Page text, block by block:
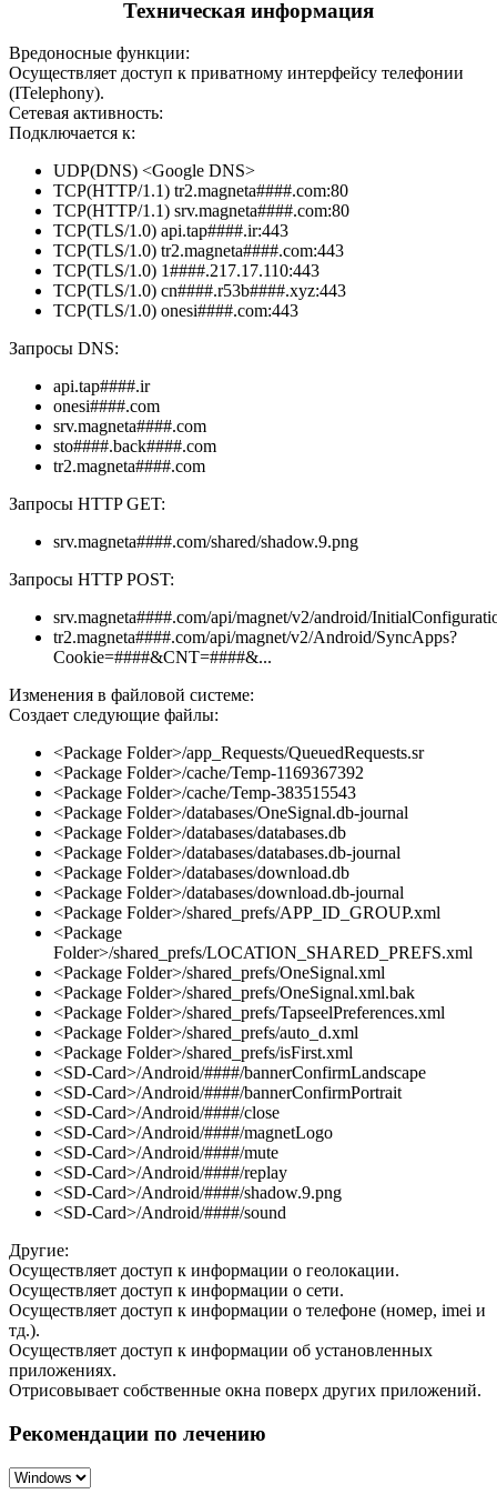
Техническая информация
Вредоносные функции:
Осуществляет доступ к приватному интерфейсу телефонии
(ITelephony).
Сетевая активность:
Подключается к:
UDP(DNS) <Google DNS>
TCP(HTTP/1.1) tr2.magneta####.com:80
TCP(HTTP/1.1) srv.magneta####.com:80
TCP(TLS/1.0) api.tap####.ir:443
TCP(TLS/1.0) tr2.magneta####.com:443
TCP(TLS/1.0) 1####.217.17.110:443
TCP(TLS/1.0) cn####.r53b####.xyz:443
TCP(TLS/1.0) onesi####.com:443
Запросы DNS:
api.tap####.ir
onesi####.com
srv.magneta####.com
sto####.back####.com
tr2.magneta####.com
Запросы HTTP GET:
srv.magneta####.com/shared/shadow.9.png
Запросы HTTP POST:
srv.magneta####.com/api/magnet/v2/android/
tr2.magneta####.com/api/magnet/v2/Android/SyncApps?
Cookie=####&CNT=####&...
Изменения в файловой системе:
Создает следующие файлы:
<Package Folder>/app_Requests/QueuedRequests.sr
<Package Folder>/cache/Temp-1169367392
<Package Folder>/cache/Temp-383515543
<Package Folder>/databases/OneSignal.db-journal
<Package Folder>/databases/databases.db
<Package Folder>/databases/databases.db-journal
<Package Folder>/databases/download.db
<Package Folder>/databases/download.db-journal
<Package Folder>/shared_prefs/APP_ID_GROUP.xml
<Package
Folder>/shared_prefs/LOCATION_SHARED_PREFS.xml
<Package Folder>/shared_prefs/OneSignal.xml
<Package Folder>/shared_prefs/OneSignal.xml.bak
<Package Folder>/shared_prefs/TapseelPreferences.xml
<Package Folder>/shared_prefs/auto_d.xml
<Package Folder>/shared_prefs/isFirst.xml
<SD-Card>/Android/####/bannerConfirmLandscape
<SD-Card>/Android/####/bannerConfirmPortrait
<SD-Card>/Android/####/close
<SD-Card>/Android/####/magnetLogo
<SD-Card>/Android/####/mute
<SD-Card>/Android/####/replay
<SD-Card>/Android/####/shadow.9.png
<SD-Card>/Android/####/sound
Другие:
Осуществляет доступ к информации о геолокации.
Осуществляет доступ к информации о сети.
Осуществляет доступ к информации о телефоне (номер, imei и
тд.).
Осуществляет доступ к информации об установленных
приложениях.
Отрисовывает собственные окна поверх других приложений.
Рекомендации по лечению